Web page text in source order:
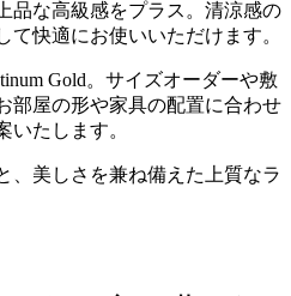
品な高級感をプラス。清涼感の
快適にお使いいただけます。
Gold。サイズオーダーや敷
部屋の形や家具の配置に合わせ
いたします。
、美しさを兼ね備えた上質なラ